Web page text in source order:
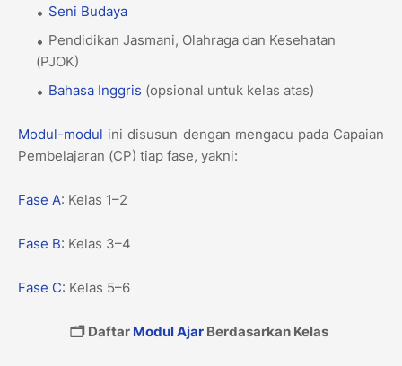
Seni Budaya
Pendidikan Jasmani, Olahraga dan Kesehatan
(PJOK)
Bahasa Inggris (opsional untuk kelas atas)
Modul-modul ini disusun dengan mengacu pada Capaian
Pembelajaran (CP) tiap fase, yakni:
Fase A: Kelas 1–2
Fase B: Kelas 3–4
Fase C: Kelas 5–6
🗂️ Daftar Modul Ajar Berdasarkan Kelas